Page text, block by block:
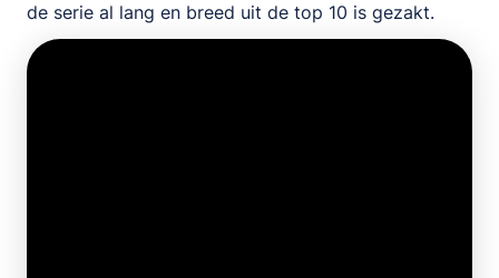
de serie al lang en breed uit de top 10 is gezakt.